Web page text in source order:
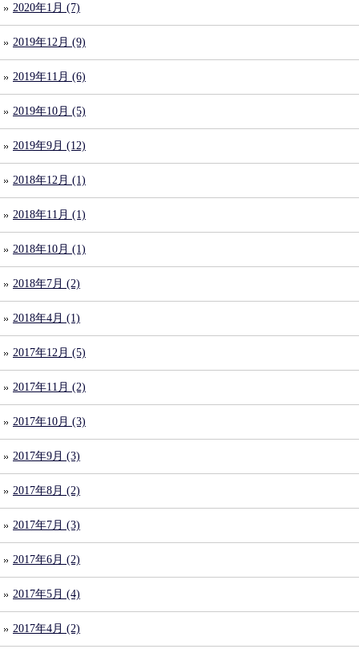
2020年1月 (7)
2019年12月 (9)
2019年11月 (6)
2019年10月 (5)
2019年9月 (12)
2018年12月 (1)
2018年11月 (1)
2018年10月 (1)
2018年7月 (2)
2018年4月 (1)
2017年12月 (5)
2017年11月 (2)
2017年10月 (3)
2017年9月 (3)
2017年8月 (2)
2017年7月 (3)
2017年6月 (2)
2017年5月 (4)
2017年4月 (2)